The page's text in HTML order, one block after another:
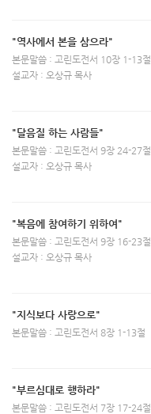
"역사에서 본을 삼으라"
본문말씀 : 고린도전서 10장 1-13절
설교자 : 오상규 목사
"달음질 하는 사람들"
본문말씀 : 고린도전서 9장 24-27절
설교자 : 오상규 목사
"복음에 참여하기 위하여"
본문말씀 : 고린도전서 9장 16-23절
설교자 : 오상규 목사
"지식보다 사랑으로"
본문말씀 : 고린도전서 8장 1-13절
"부르심대로 행하라"
본문말씀 : 고린도전서 7장 17-24절